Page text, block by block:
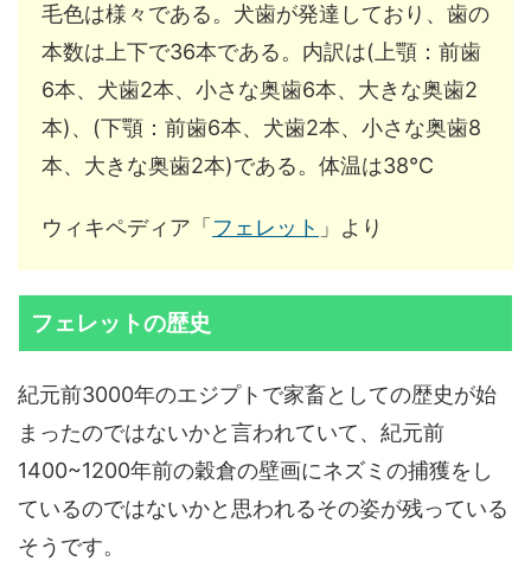
毛色は様々である。犬歯が発達しており、歯の
本数は上下で36本である。内訳は(上顎：前歯
6本、犬歯2本、小さな奥歯6本、大きな奥歯2
本)、(下顎：前歯6本、犬歯2本、小さな奥歯8
本、大きな奥歯2本)である。体温は38℃
ウィキペディア「 フェレット 」より
フェレットの歴史
紀元前3000年のエジプトで家畜としての歴史が始
まったのではないかと言われていて、紀元前
1400~1200年前の穀倉の壁画にネズミの捕獲をし
ているのではないかと思われるその姿が残っている
そうです。